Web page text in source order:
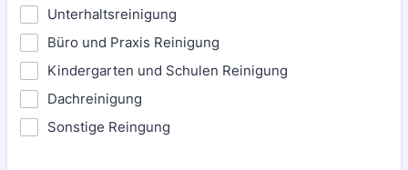
Unterhaltsreinigung
Büro und Praxis Reinigung
Kindergarten und Schulen Reinigung
Dachreinigung
Sonstige Reingung